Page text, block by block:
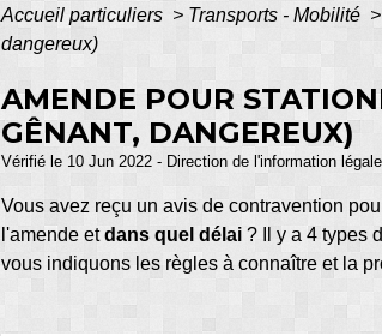
Accueil particuliers > Transports - Mobilité >
dangereux)
AMENDE POUR
GÊNANT, DANGEREUX)
Vérifié le 10 Jun 2022 - Direction de l'information
Vous avez reçu un avis de contravention
l'amende etdans quel délai ? Il y a 4 types
vous indiquons les règles à connaître et la